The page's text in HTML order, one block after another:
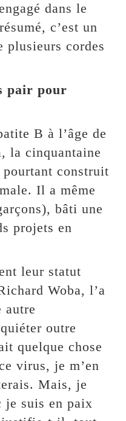
dans le
c’est un
plusieurs cordes
pair pour
B à l’âge de
la cinquantaine
pourtant construit
Il a même
bâti une
projets en
leur statut
Woba, l’a
autre
outre
quelque chose
virus, je m’en
Mais, je
je suis en paix